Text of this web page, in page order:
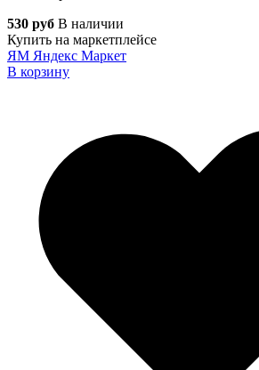
530 руб В наличии
Купить на маркетплейсе
ЯМ Яндекс Маркет
В корзину